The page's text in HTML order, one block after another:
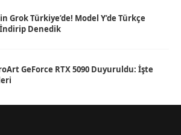
Grok Türkiye’de! Model Y’de Türkçe
İndirip Denedik
GeForce RTX 5090 Duyuruldu: İşte